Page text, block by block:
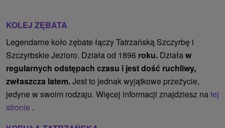
KOLEJ ZĘBATA
Legendarne koło zębate łączy Tatrzańską Szczyrbę i
Szczyrbskie Jezioro. Działa od 1896 roku. Działaw
regularnych odstępach czasu i jest dość ruchliwy,
zwłaszcza latem.Jest to jednak wyjątkowe przeżycie,
jedyne w swoim rodzaju. Więcej informacji znajdziesz natej
stronie .